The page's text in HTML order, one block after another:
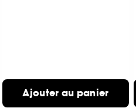
Ajouter au panier